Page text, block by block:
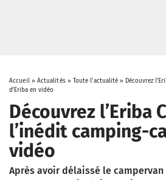
Accueil» Actualités» Toute l'actualité » Découvrez
d’Eriba en vidéo
Découvrez l’Eriba
l’inédit camping-
vidéo
Après avoir délaissé le